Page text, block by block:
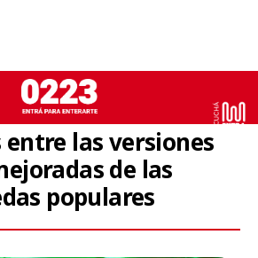
entre las versiones
de las
populares